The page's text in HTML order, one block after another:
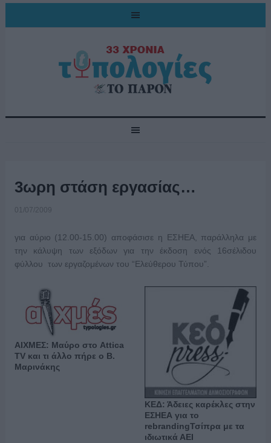
3ωρη στάση εργασίας…
01/07/2009
για αύριο (12.00-15.00) αποφάσισε η ΕΣΗΕΑ, παράλληλα με
την κάλυψη των εξόδων για την έκδοση ενός 16σέλιδου
φύλλου των εργαζομένων του “Ελεύθερου Τύπου”.
ΑΙΧΜΕΣ: Μαύρο στο Attica
TV και τι άλλο πήρε ο Β.
Μαρινάκης
ΚΕΔ: Άδειες καρέκλες στην
ΕΣΗΕΑ για το
rebrandingΤσίπρα με τα
ιδιωτικά ΑΕΙ